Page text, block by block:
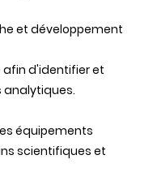
et développement
afin d'identifier et
analytiques.
équipements
scientifiques et